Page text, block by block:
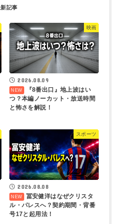
映画
2026.08.09
『8番出口』地上波はい
つ？本編ノーカット・放送時間
と怖さを解説！
スポーツ
2026.08.08
冨安健洋はなぜクリスタ
ル・パレスへ？契約期間・背番
号17と起用法！